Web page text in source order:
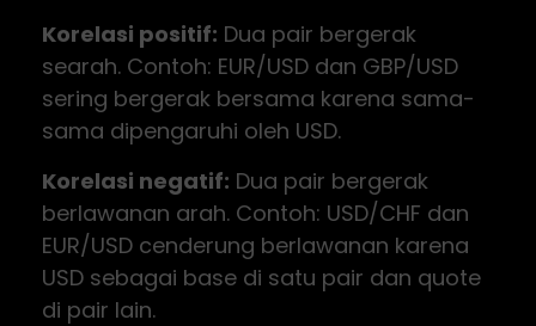
Korelasi positif: Dua pair bergerak
searah. Contoh: EUR/USD dan GBP/USD
sering bergerak bersama karena sama-
sama dipengaruhi oleh USD.
Korelasi negatif: Dua pair bergerak
berlawanan arah. Contoh: USD/CHF dan
EUR/USD cenderung berlawanan karena
USD sebagai base di satu pair dan quote
di pair lain.